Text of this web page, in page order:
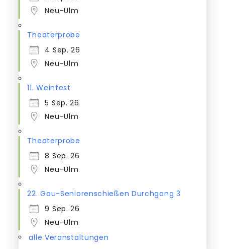
Neu-Ulm
Theaterprobe
4 Sep. 26
Neu-Ulm
11. Weinfest
5 Sep. 26
Neu-Ulm
Theaterprobe
8 Sep. 26
Neu-Ulm
22. Gau-Seniorenschießen Durchgang 3
9 Sep. 26
Neu-Ulm
alle Veranstaltungen